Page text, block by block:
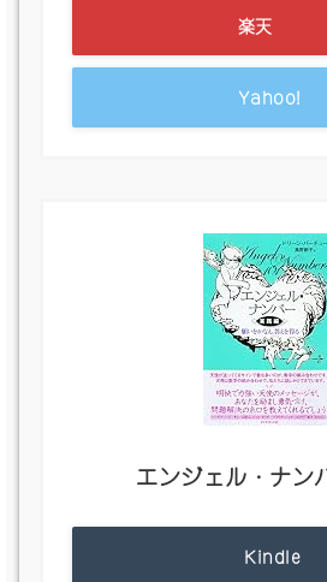
楽天
Yahoo!
エンジェル・ナン
Kindle